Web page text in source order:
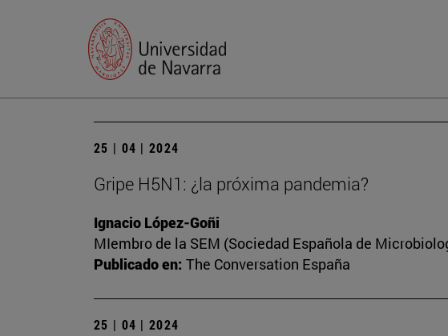
25 | 04 | 2024
Gripe H5N1: ¿la próxima pandemia?
Ignacio López-Goñi
MIembro de la SEM (Sociedad Española de
Publicado en: The Conversation España
25 | 04 | 2024